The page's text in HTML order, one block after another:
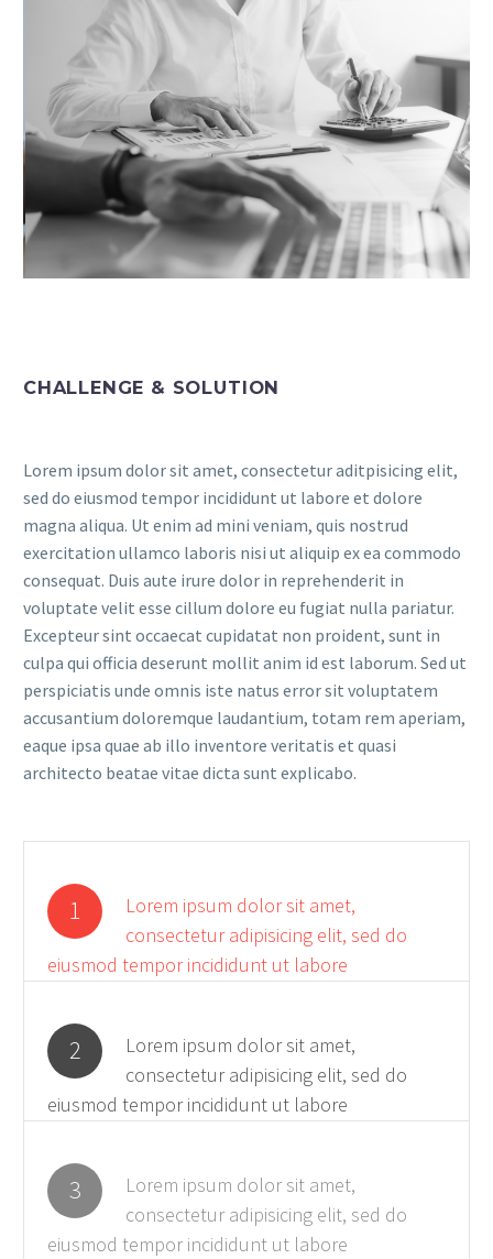
CHALLENGE & SOLUTION
Lorem ipsum dolor sit amet, consectetur aditpisicing elit,
sed do eiusmod tempor incididunt ut labore et dolore
magna aliqua. Ut enim ad mini veniam, quis nostrud
exercitation ullamco laboris nisi ut aliquip ex ea commodo
consequat. Duis aute irure dolor in reprehenderit in
voluptate velit esse cillum dolore eu fugiat nulla pariatur.
Excepteur sint occaecat cupidatat non proident, sunt in
culpa qui officia deserunt mollit anim id est laborum. Sed ut
perspiciatis unde omnis iste natus error sit voluptatem
accusantium doloremque laudantium, totam rem aperiam,
eaque ipsa quae ab illo inventore veritatis et quasi
architecto beatae vitae dicta sunt explicabo.
1
Lorem ipsum dolor sit amet,
consectetur adipisicing elit, sed do
eiusmod tempor incididunt ut labore
2
Lorem ipsum dolor sit amet,
consectetur adipisicing elit, sed do
eiusmod tempor incididunt ut labore
3
Lorem ipsum dolor sit amet,
consectetur adipisicing elit, sed do
eiusmod tempor incididunt ut labore